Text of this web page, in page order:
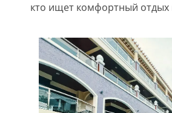
кто ищет комфортный отдых